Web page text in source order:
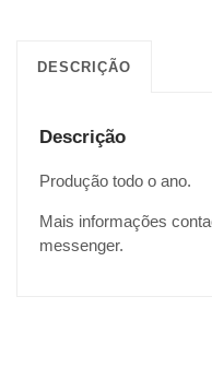
DESCRIÇÃO
Descrição
Produção todo o ano.
Mais informações
messenger.